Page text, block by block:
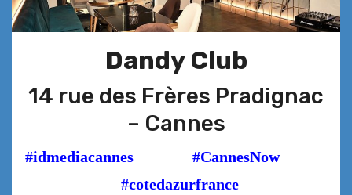
Dandy Club
14 rue des Frères Pradignac
– Cannes
#idmediacannes #CannesNow
#cotedazurfrance